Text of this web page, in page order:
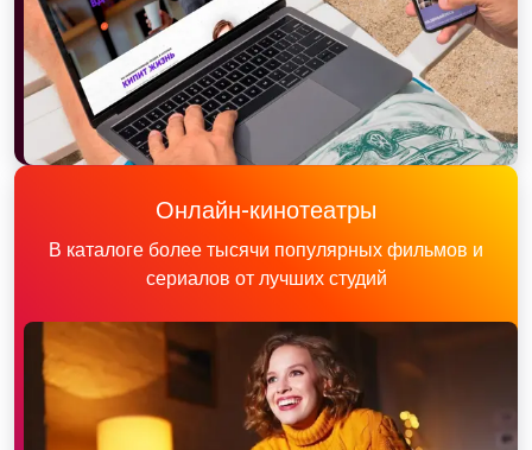
Онлайн-кинотеатры
В каталоге более тысячи популярных фильмов и
сериалов от лучших студий